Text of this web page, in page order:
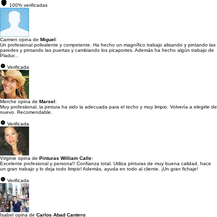
100% verificadas
Carmen opina de Miguel:
Un profesional polivalente y competente. Ha hecho un magnífico trabajo alisando y pintando las
paredes y pintando las puertas y cambiando los picaportes. Además ha hecho algún trabajo de
Pladur...
Verificada
Merche opina de Marsel:
Muy profesiional, la pintura ha sido la adecuada para el techo y muy limpio. Volvería a elegirle de
nuevo. Recomendable.
Verificada
Virginie opina de Pinturas William Calle:
Excelente profesional y persona!! Confianza total. Utiliza pinturas de muy buena calidad, hace
un gran trabajo y lo deja todo limpio! Además, ayuda en todo al cliente. ¡Un gran fichaje!
Verificada
Isabel opina de Carlos Abad Cantero: